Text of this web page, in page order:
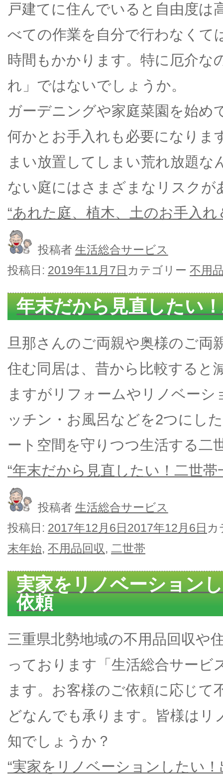
戸建てに住んでいると自由度は
べての作業を自分で行わなくて
時間もかかります。特に厄介な
れ」ではないでしょうか。
ガーデニングや家庭菜園を始
何かとお手入れも必要になりま
まい放置してしまい荒れ放題
ない庭にはさまざまなリスクが
“あれた庭、植木、土のお手入れ
投稿者 生活総合サービス
投稿日: 2019年11月7日 カテゴリー 不用
年末だから見直したい
旦那さんのご両親や奥様のご両
住む同居は、昔から比較すると
ますがリフォームやリノベーシ
ッチン・お風呂などを2つにし
ート空間を守りつつ生活する二
“年末だから見直したい！二世帯
投稿者 生活総合サービス
投稿日: 2017年12月6日 2017年12月6日
末年始, 不用品回収, 二世帯
実家をリノベーション
依頼
三重県北勢地域の不用品回収や
っております「生活総合サービ
ます。お客様のご依頼に応じて
どなんでも承ります。皆様はリ
知でしょうか？
“実家をリノベーションしたい